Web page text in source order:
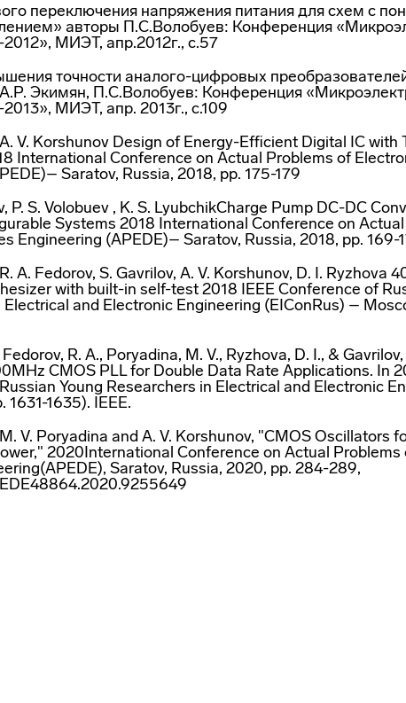
переключения напряжения питания для схем с
авторы П.С.Волобуев: Конференция
МИЭТ, апр.2012г., с.57
точности аналого-цифровых
Экимян, П.С.Волобуев: Конференция
МИЭТ, апр. 2013г., с.109
A. V. Korshunov Design of Energy-Efficient Digital IC
International Conference on Actual Problems of
Saratov, Russia, 2018, pp. 175-179
P. S. Volobuev , K. S. LyubchikCharge Pump DC-DC
Systems 2018 International Conference on
Engineering (APEDE)– Saratov, Russia, 2018, pp. 169-
A. Fedorov, S. Gavrilov, A. V. Korshunov, D. I. Ryzhova
with built-in self-test 2018 IEEE Conference of
and Electronic Engineering (EIConRus) –
Fedorov, R. A., Poryadina, M. V., Ryzhova, D. I., &
CMOS PLL for Double Data Rate Applications. In
Young Researchers in Electrical and Electronic
1631-1635). IEEE.
V. Poryadina and A. V. Korshunov, "CMOS Oscillators
2020International Conference on Actual Problems
Saratov, Russia, 2020, pp. 284-289,